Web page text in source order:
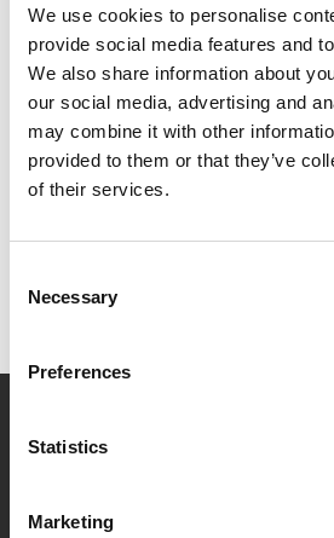
We use cookies to personalise
provide social media features and
We also share information about
our social media, advertising and
may combine it with other
provided to them or that they’ve
of their services.
Selection
Necessary
Preferences
Statistics
Marketing
DESIGN LUDIQUE.
SPÉCIFICATIONS